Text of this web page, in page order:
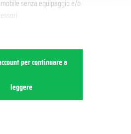
senza equipaggio e/o
per continuare a
leggere